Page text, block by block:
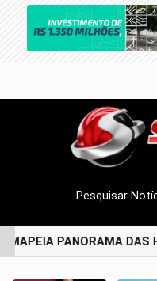
Pesquisar
MAPEIA PANORAMA DAS